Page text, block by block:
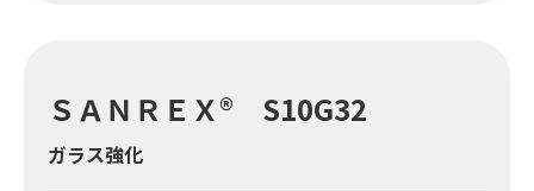
ＳＡＮＲＥＸ® S10G32
ガラス強化